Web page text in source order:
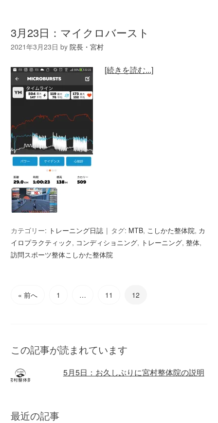
3月23日：マイクロバースト
2021年3月23日 by院長・宮村
[続きを読む...]
カテゴリー: トレーニング日誌 タグ: MTB, こしかた整体院, カ
イロプラクティック, コンディショニング, トレーニング,整体,
訪問スポーツ整体こしかた整体院
« 前へ 1 … 11 12
この記事が読まれています
5月5日：お久しぶりに宮村整体院の説明
最近の記事